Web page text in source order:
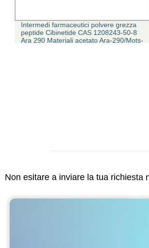
Intermedi farmaceutici polvere grezza
peptide Cibinetide CAS 1208243-50-8
Ara 290 Materiali acetato Ara-290/Mots-
Non esitare a inviare la tua richiesta